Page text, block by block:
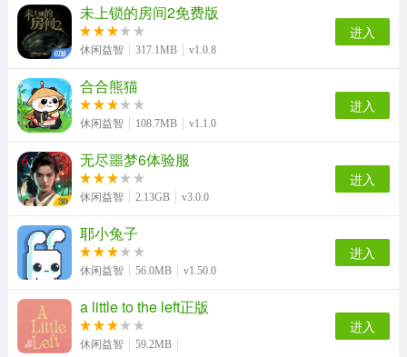
未上锁的房间2免费版
休闲益智 317.1MB v1.0.8
进入
合合熊猫
休闲益智 108.7MB v1.1.0
进入
无尽噩梦6体验服
休闲益智 2.13GB v3.0.0
进入
耶小兔子
休闲益智 56.0MB v1.50.0
进入
a little to the left正版
休闲益智 59.2MB
进入